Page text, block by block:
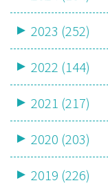
2023 (252)
2022 (144)
2021 (217)
2020 (203)
2019 (226)